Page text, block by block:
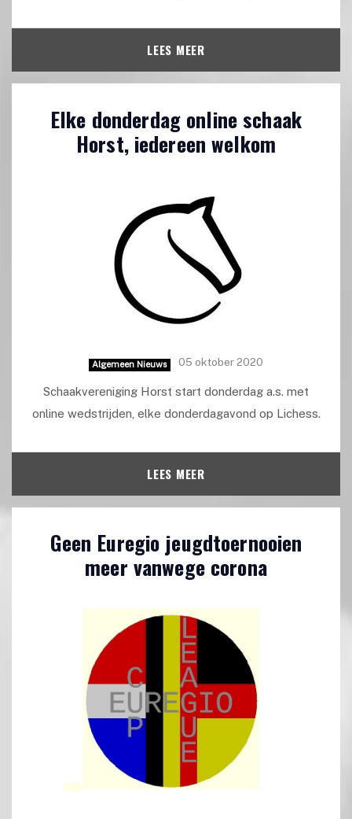
LEES MEER
Elke donderdag online schaak
Horst, iedereen welkom
Algemeen Nieuws 05 oktober 2020
Schaakvereniging Horst start donderdag a.s. met
online wedstrijden, elke donderdagavond op Lichess.
LEES MEER
Geen Euregio jeugdtoernooien
meer vanwege corona